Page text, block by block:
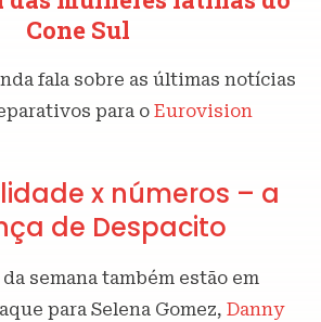
Cone Sul
fala sobre as últimas notícias
para o Eurovision
x números – a
de Despacito
semana também estão em
para Selena Gomez, Danny